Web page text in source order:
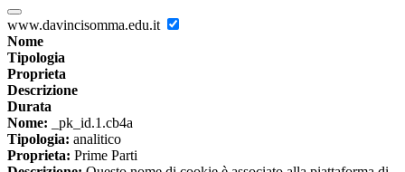
www.davincisomma.edu.it
Nome
Tipologia
Proprieta
Descrizione
Durata
Nome: _pk_id.1.cb4a
Tipologia: analitico
Proprieta: Prime Parti